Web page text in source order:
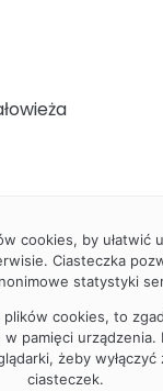
cookies, by ułatwić
Ciasteczka
statystyki
cookies, to
w pamięci urządzenia.
żeby wyłączyć
ciasteczek.